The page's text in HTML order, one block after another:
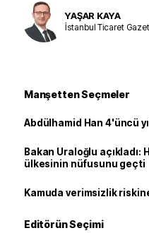
YAŞAR KAYA
İstanbul Ticaret
Manşetten Seçmeler
Abdülhamid Han 4'üncü
Bakan Uraloğlu açıkladı:
ülkesinin nüfusunu geçti
Kamuda verimsizlik
Editörün Seçimi